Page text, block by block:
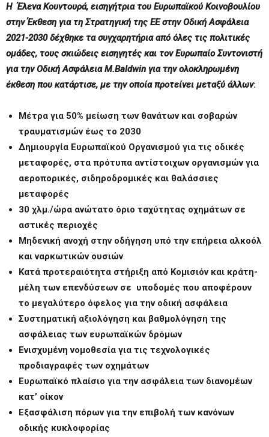
Η Έλενα Κουντουρά, εισηγήτρια του Ευρωπαϊκού Κοινοβουλίου
στην Έκθεση για τη Στρατηγική της ΕΕ στην Οδική Ασφάλεια
2021-2030 δέχθηκε τα συγχαρητήρια από όλες τις πολιτικές
ομάδες, τους σκιώδεις εισηγητές και τον Ευρωπαίο Συντονιστή
για την Οδική Ασφάλεια Μ.Baldwin για την ολοκληρωμένη
έκθεση που κατάρτισε, με την οποία προτείνει μεταξύ άλλων:
Μέτρα για 50% μείωση των θανάτων και σοβαρών
τραυματισμών έως το 2030
Δημιουργία Ευρωπαϊκού Οργανισμού για τις οδικές
μεταφορές, στα πρότυπα αντίστοιχων οργανισμών για
αεροπορικές, σιδηροδρομικές και θαλάσσιες
μεταφορές
30 χλμ./ώρα ανώτατο όριο ταχύτητας οχημάτων σε
αστικές περιοχές
Μηδενική ανοχή στην οδήγηση υπό την επήρεια αλκοόλ
και ναρκωτικών ουσιών
Κατά προτεραιότητα στήριξη από Κομισιόν και κράτη-
μέλη των επενδύσεων σε υποδομές που αποφέρουν
το μεγαλύτερο όφελος για την οδική ασφάλεια
Συστηματική αξιολόγηση και βαθμολόγηση της
ασφάλειας των ευρωπαϊκών δρόμων
Ενισχυμένη νομοθεσία για τις τεχνολογικές
προδιαγραφές των οχημάτων
Ευρωπαϊκό πλαίσιο για την ασφάλεια των διανομέων
κατ’ οίκον
Εξασφάλιση πόρων για την επιβολή των κανόνων
οδικής κυκλοφορίας